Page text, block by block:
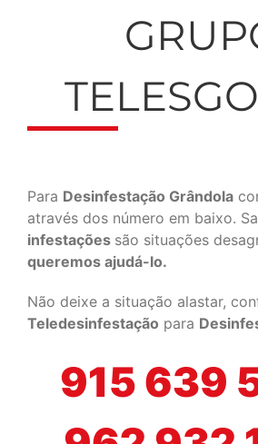
Para Desinfestação Grândola
através dos número em baixo.
infestações são situações
queremos ajudá-lo.
Não deixe a situação alastar,
Teledesinfestação para
915 639